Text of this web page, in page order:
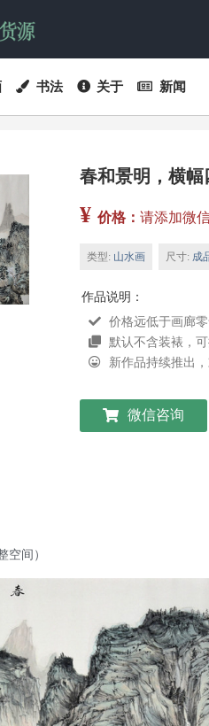
书法 关于 新闻
春和景明，横
¥ 价格： 请添加微
类型: 山水画 尺寸: 成
作品说明：
价格远低于画廊
默认不含装裱，
新作品持续推出
微信咨询
空间）